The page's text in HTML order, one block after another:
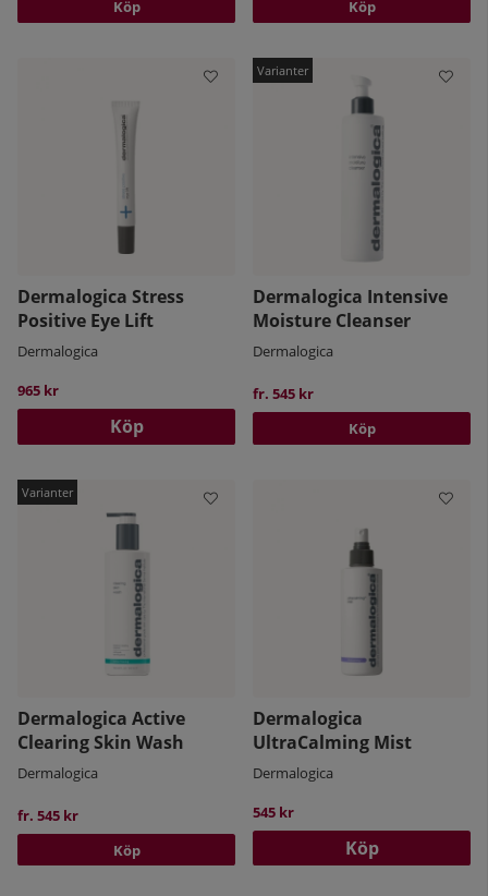
Köp
Köp
Dermalogica Stress
Positive Eye Lift
Dermalogica
965 kr
Köp
Dermalogica Intensive
Moisture Cleanser
Dermalogica
fr. 545 kr
Köp
Dermalogica Active
Clearing Skin Wash
Dermalogica
fr. 545 kr
Köp
Dermalogica
UltraCalming Mist
Dermalogica
545 kr
Köp